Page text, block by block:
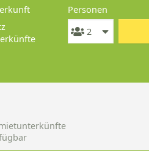
Personen